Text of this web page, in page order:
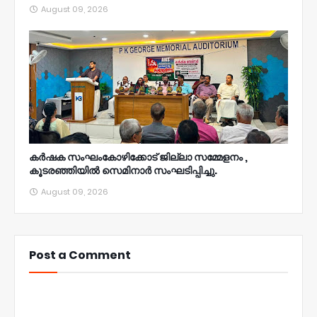
August 09, 2026
കർഷക സംഘംകോഴിക്കോട് ജില്ലാ സമ്മേളനം ,
കൂടരഞ്ഞിയിൽ സെമിനാർ സംഘടിപ്പിച്ചു.
August 09, 2026
Post a Comment